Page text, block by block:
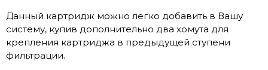
Данный картридж можно легко добавить в Вашу
систему, купив дополнительно два хомута для
крепления картриджа в предыдущей ступени
фильтрации.